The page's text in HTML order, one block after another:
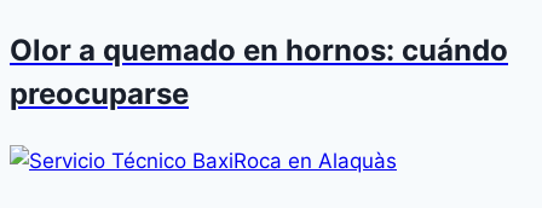
Olor a quemado en hornos: cuándo
preocuparse